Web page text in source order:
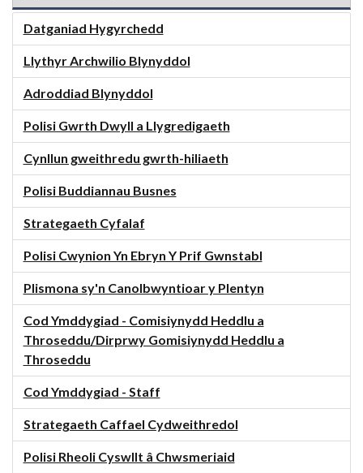
Datganiad Hygyrchedd
Llythyr Archwilio Blynyddol
Adroddiad Blynyddol
Polisi Gwrth Dwyll a Llygredigaeth
Cynllun gweithredu gwrth-hiliaeth
Polisi Buddiannau Busnes
Strategaeth Cyfalaf
Polisi Cwynion Yn Ebryn Y Prif Gwnstabl
Plismona sy'n Canolbwyntioar y Plentyn
Cod Ymddygiad - Comisiynydd Heddlu a
Throseddu/Dirprwy Gomisiynydd Heddlu a
Throseddu
Cod Ymddygiad - Staff
Strategaeth Caffael Cydweithredol
Polisi Rheoli Cyswllt â Chwsmeriaid